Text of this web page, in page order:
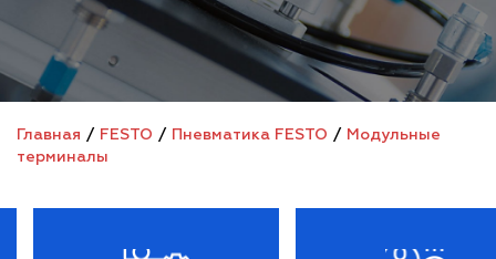
Главная / FESTO / Пневматика FESTO / Модульные
терминалы